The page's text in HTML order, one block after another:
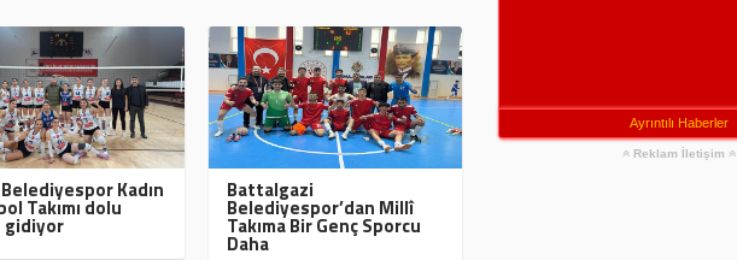
Belediyespor Kadın
Takımı dolu
gidiyor
Battalgazi
Belediyespor’dan Millî
Takıma Bir Genç Sporcu
Daha
Ayrıntılı Haberler
Reklam İletişim